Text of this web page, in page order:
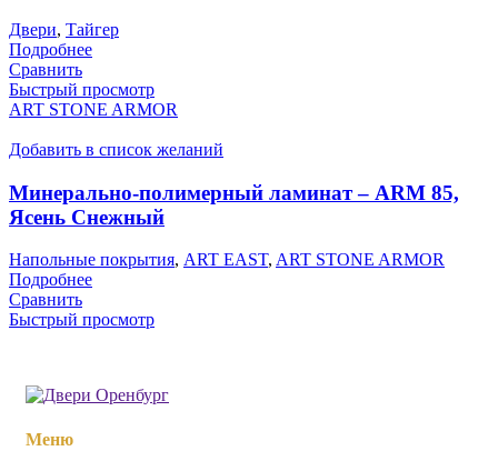
Двери, Тайгер
Подробнее
Сравнить
Быстрый просмотр
ART STONE ARMOR
Добавить в список желаний
Минерально-полимерный ламинат – ARM 85,
Ясень Снежный
Напольные покрытия, ART EAST, ART STONE ARMOR
Подробнее
Сравнить
Быстрый просмотр
Меню